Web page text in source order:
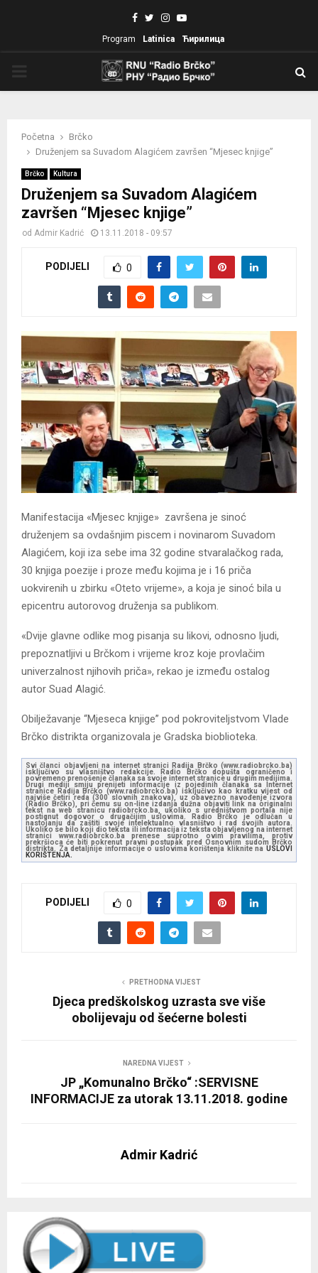
Facebook
TwitterInstagram
Youtube
Program Latinica Ћирилица
Početna
Brčko
Druženjem sa Suvadom Alagićem završen “Mjesec knjige”
Brčko Kultura
Druženjem sa Suvadom Alagićem
završen “Mjesec knjige”
od Admir Kadrić 13.11.2018 - 09:57
PODIJELI 0
Manifestacija «Mjesec knjige» završena je sinoć
druženjem sa ovdašnjim piscem i novinarom Suvadom
Alagićem, koji iza sebe ima 32 godine stvaralačkog rada,
30 knjiga poezije i proze među kojima je i 16 priča
uokvirenih u zbirku «Oteto vrijeme», a koja je sinoć bila u
epicentru autorovog druženja sa publikom.
«Dvije glavne odlike mog pisanja su likovi, odnosno ljudi,
prepoznatljivi u Brčkom i vrijeme kroz koje provlačim
univerzalnost njihovih priča», rekao je između ostalog
autor Suad Alagić.
Obilježavanje “Mjeseca knjige” pod pokroviteljstvom Vlade
Brčko distrikta organizovala je Gradska bioblioteka.
Svi članci objavljeni na internet stranici Radija Brčko (www.radiobrcko.ba)
isključivo su vlasništvo redakcije. Radio Brčko dopušta ograničeno i
povremeno prenošenje članaka sa svoje internet stranice u drugim medijima.
Drugi mediji smiju prenijeti informacije iz pojedinih članaka sa Internet
stranice Radija Brčko (www.radiobrcko.ba) isključivo kao kratku vijest od
najviše četiri reda (300 slovnih znakova), uz obavezno navođenje izvora
(Radio Brčko), pri čemu su on-line izdanja dužna objaviti link na originalni
tekst na web stranicu radiobrcko.ba, ukoliko s uredništvom portala nije
postignut dogovor o drugačijim uslovima. Radio Brčko je odlučan u
nastojanju da zaštiti svoje intelektualno vlasništvo i rad svojih autora.
Ukoliko se bilo koji dio teksta ili informacija iz teksta objavljenog na internet
stranici www.radiobrcko.ba prenese suprotno ovim pravilima, protiv
prekršioca će biti pokrenut pravni postupak pred Osnovnim sudom Brčko
distrikta. Za detaljnije informacije o uslovima korištenja kliknite na USLOVI
KORIŠTENJA.
PODIJELI 0
PRETHODNA VIJEST
Djeca predškolskog uzrasta sve više
obolijevaju od šećerne bolesti
NAREDNA VIJEST
JP „Komunalno Brčko“ :SERVISNE
INFORMACIJE za utorak 13.11.2018. godine
Admir Kadrić